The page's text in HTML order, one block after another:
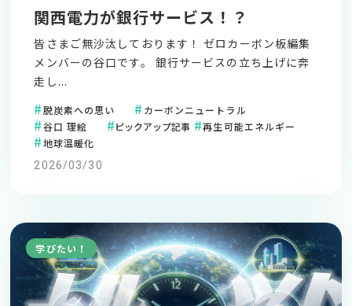
関西電力が銀行サービス！？
皆さまご無沙汰しております！ ゼロカーボン板編集
メンバーの谷口です。 銀行サービスの立ち上げに奔
走し...
脱炭素への思い
カーボンニュートラル
谷口 理絵
ピックアップ記事
再生可能エネルギー
地球温暖化
2026/03/30
学びたい！